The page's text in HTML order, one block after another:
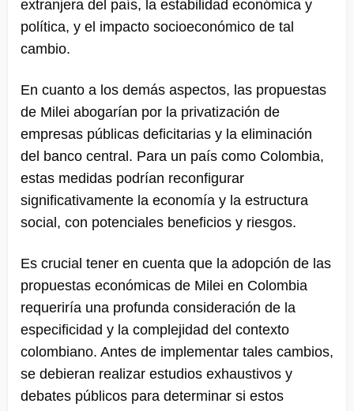
extranjera del país, la estabilidad económica y
política, y el impacto socioeconómico de tal
cambio.
En cuanto a los demás aspectos, las propuestas
de Milei abogarían por la privatización de
empresas públicas deficitarias y la eliminación
del banco central. Para un país como Colombia,
estas medidas podrían reconfigurar
significativamente la economía y la estructura
social, con potenciales beneficios y riesgos.
Es crucial tener en cuenta que la adopción de las
propuestas económicas de Milei en Colombia
requeriría una profunda consideración de la
especificidad y la complejidad del contexto
colombiano. Antes de implementar tales cambios,
se debieran realizar estudios exhaustivos y
debates públicos para determinar si estos